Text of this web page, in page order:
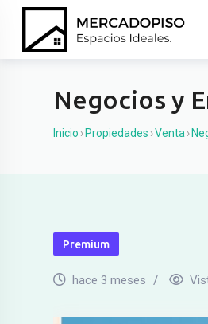
Negocios y
Inicio › Propiedades ›Venta ›
Premium
hace 3 meses